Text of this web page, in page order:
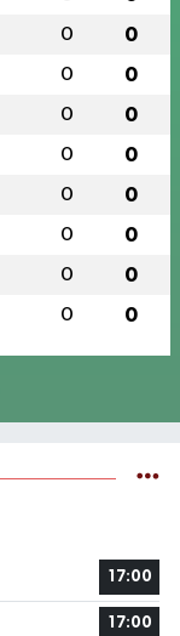
0 0
0 0
0 0
0 0
0 0
0 0
0 0
0 0
17:00
17:00